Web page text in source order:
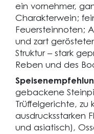
ein vornehmer,
Charakterwein;
Feuersteinnoten;
und zart
Struktur – stark
Reben und des
gebackene
Trüffelgerichte, zu
ausdrucksstarken
und asiatisch),